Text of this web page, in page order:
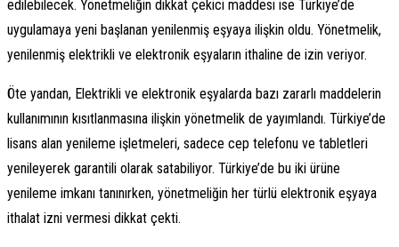
edilebilecek. Yönetmeliğin dikkat çekici maddesi ise Türkiye’de
uygulamaya yeni başlanan yenilenmiş eşyaya ilişkin oldu. Yönetmelik,
yenilenmiş elektrikli ve elektronik eşyaların ithaline de izin veriyor.
Öte yandan, Elektrikli ve elektronik eşyalarda bazı zararlı maddelerin
kullanımının kısıtlanmasına ilişkin yönetmelik de yayımlandı. Türkiye’de
lisans alan yenileme işletmeleri, sadece cep telefonu ve tabletleri
yenileyerek garantili olarak satabiliyor. Türkiye’de bu iki ürüne
yenileme imkanı tanınırken, yönetmeliğin her türlü elektronik eşyaya
ithalat izni vermesi dikkat çekti.